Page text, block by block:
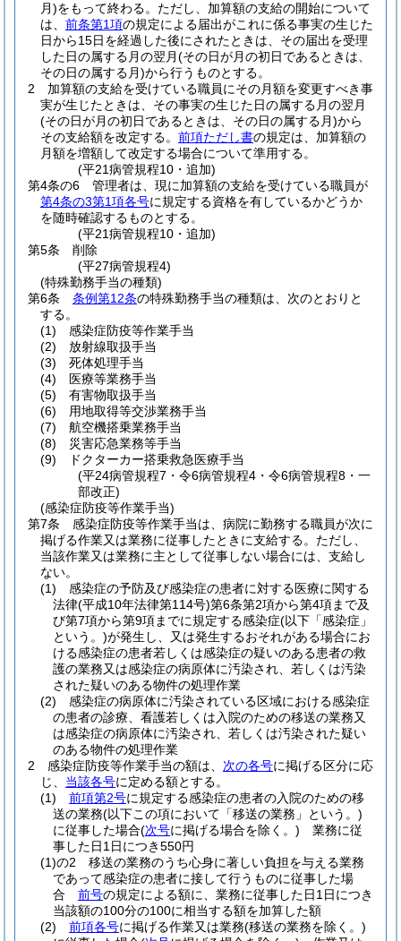
月)をもって終わる。 ただし、加算額の支給の開始について
は、 前条第1項の規定による届出がこれに係る事実の生じた
日から15日を経過した後にされたときは、その届出を受理
した日の属する月の翌月(その日が月の初日であるときは、
その日の属する月)から行うものとする。
2
加算額の支給を受けている職員にその月額を変更すべき事
実が生じたときは、その事実の生じた日の属する月の翌月
(その日が月の初日であるときは、その日の属する月)から
その支給額を改定する。 前項ただし書の規定は、加算額の
月額を増額して改定する場合について準用する。
(平21病管規程10・追加)
第4条の6
管理者は、現に加算額の支給を受けている職員が
第4条の3第1項各号に規定する資格を有しているかどうか
を随時確認するものとする。
(平21病管規程10・追加)
第5条
削除
(平27病管規程4)
(特殊勤務手当の種類)
第6条
条例第12条の特殊勤務手当の種類は、次のとおりと
する。
(1)
感染症防疫等作業手当
(2)
放射線取扱手当
(3)
死体処理手当
(4)
医療等業務手当
(5)
有害物取扱手当
(6)
用地取得等交渉業務手当
(7)
航空機搭乗業務手当
(8)
災害応急業務等手当
(9)
ドクターカー搭乗救急医療手当
(平24病管規程7・令6病管規程4・令6病管規程8・一
部改正)
(感染症防疫等作業手当)
第7条
感染症防疫等作業手当は、病院に勤務する職員が次に
掲げる作業又は業務に従事したときに支給する。 ただし、
当該作業又は業務に主として従事しない場合には、支給し
ない。
(1)
感染症の予防及び感染症の患者に対する医療に関する
法律(平成10年法律第114号)第6条第2項から第4項まで及
び第7項から第9項までに規定する感染症(以下「感染症」
という。)が発生し、又は発生するおそれがある場合にお
ける感染症の患者若しくは感染症の疑いのある患者の救
護の業務又は感染症の病原体に汚染され、若しくは汚染
された疑いのある物件の処理作業
(2)
感染症の病原体に汚染されている区域における感染症
の患者の診療、看護若しくは入院のための移送の業務又
は感染症の病原体に汚染され、若しくは汚染された疑い
のある物件の処理作業
2
感染症防疫等作業手当の額は、 次の各号に掲げる区分に応
じ、 当該各号に定める額とする。
(1)
前項第2号に規定する感染症の患者の入院のための移
送の業務(以下この項において「移送の業務」という。)
に従事した場合(次号に掲げる場合を除く。) 業務に従
事した日1日につき550円
(1)の2
移送の業務のうち心身に著しい負担を与える業務
であって感染症の患者に接して行うものに従事した場
合 前号の規定による額に、業務に従事した日1日につき
当該額の100分の100に相当する額を加算した額
(2)
前項各号に掲げる作業又は業務(移送の業務を除く。)